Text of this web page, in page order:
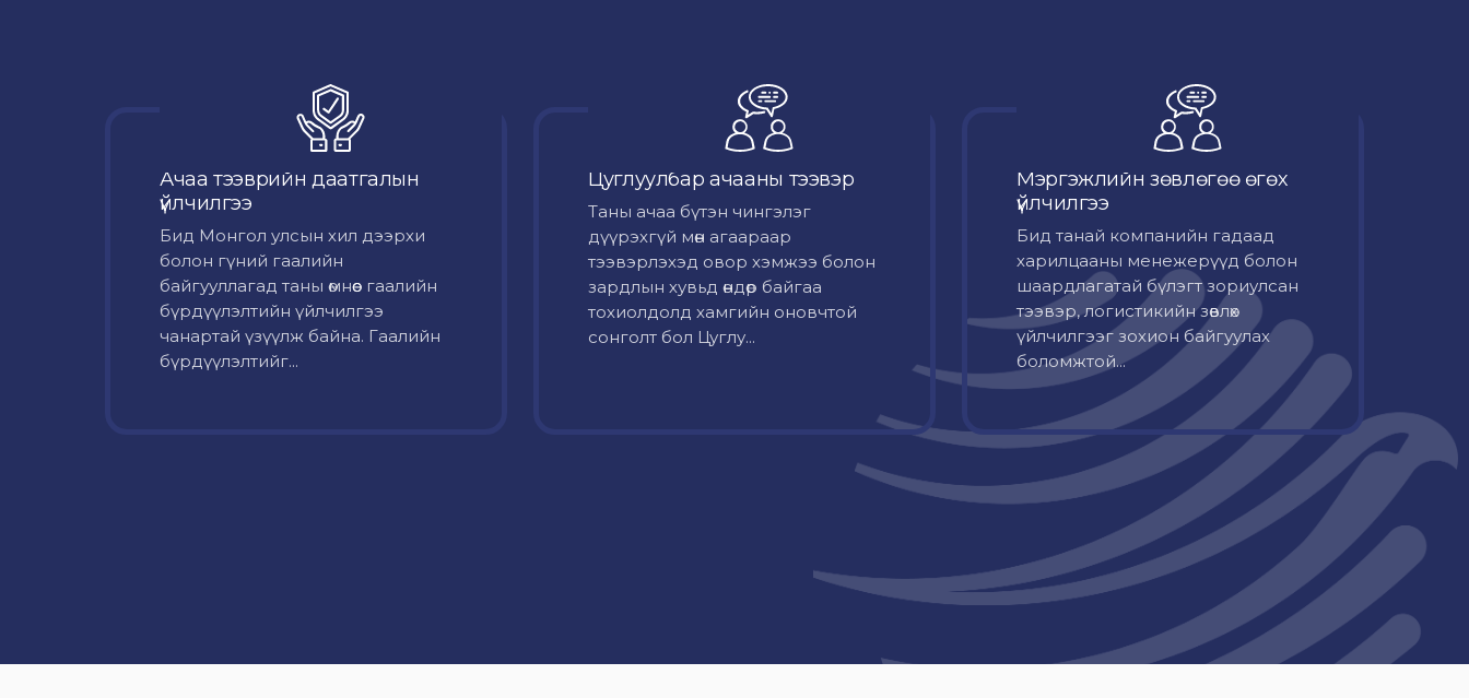
Ачаа тээврийн даатгалын
үйлчилгээ
Бид Монгол улсын хил дээрхи
болон гүний гаалийн
байгууллагад таны өмнөөс гаалийн
бүрдүүлэлтийн үйлчилгээ
чанартай үзүүлж байна. Гаалийн
бүрдүүлэлтийг...
Цуглуулбар ачааны тээвэр
Таны ачаа бүтэн чингэлэг
дүүрэхгүй мөн агаараар
тээвэрлэхэд овор хэмжээ болон
зардлын хувьд өндөр байгаа
тохиолдолд хамгийн оновчтой
сонголт бол Цуглу...
Мэргэжлийн зөвлөгөө өгөх
үйлчилгээ
Бид танай компанийн гадаад
харилцааны менежерүүд болон
шаардлагатай бүлэгт зориулсан
тээвэр, логистикийн зөвлөх
үйлчилгээг зохион байгуулах
боломжтой...